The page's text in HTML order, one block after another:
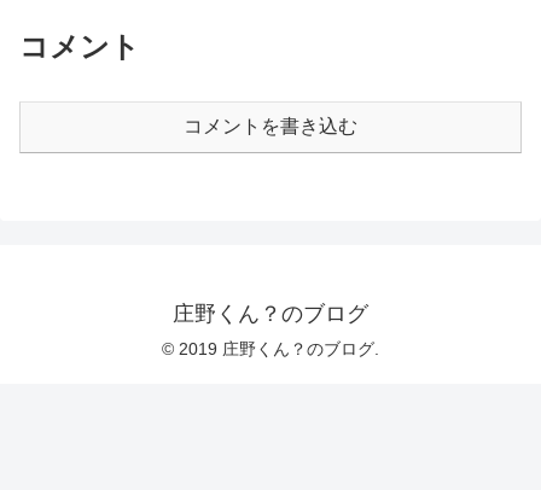
コメント
コメントを書き込む
庄野くん？のブログ
© 2019 庄野くん？のブログ.